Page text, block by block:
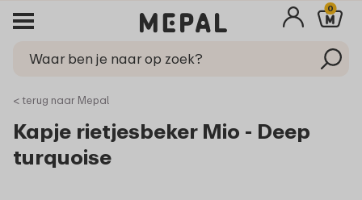
0
< terug naar Mepal
Kapje rietjesbeker Mio - Deep
turquoise